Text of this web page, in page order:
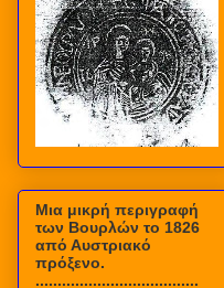
Mια μικρή περιγραφή
των Βουρλών το 1826
από Αυστριακό
πρόξενο.
.....................................